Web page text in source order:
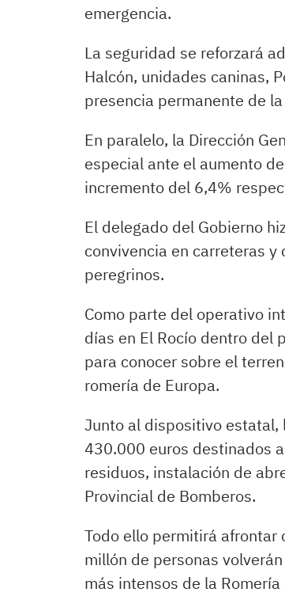
emergencia.
La seguridad se reforzará
Halcón, unidades caninas,
presencia permanente de
En paralelo, la Dirección
especial ante el aumento
incremento del 6,4%
El delegado del Gobierno
convivencia en carreteras
peregrinos.
Como parte del operativo
días en El Rocío dentro del
para conocer sobre el
romería de Europa.
Junto al dispositivo estatal,
430.000 euros destinados
residuos, instalación de
Provincial de Bomberos.
Todo ello permitirá afrontar
millón de personas
más intensos de la